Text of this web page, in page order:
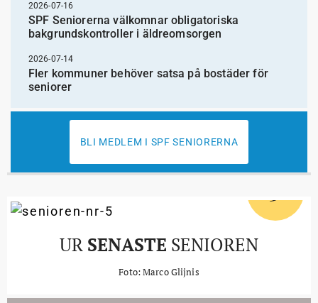
2026-07-16
SPF Seniorerna välkomnar obligatoriska
bakgrundskontroller i äldreomsorgen
2026-07-14
Fler kommuner behöver satsa på bostäder för
seniorer
BLI MEDLEM I SPF SENIORERNA
5
UR SENASTE SENIOREN
Foto: Marco Glijnis